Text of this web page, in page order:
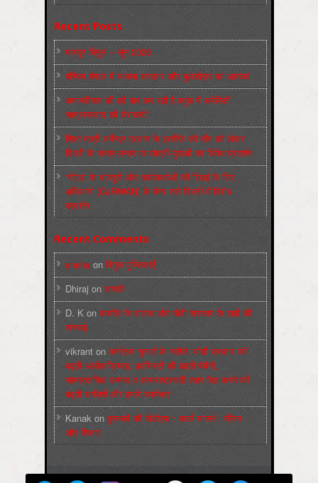
Recent Posts
मज़दूर बिगुल – जून 2026
पश्चिम बंगाल में भाजपा सरकार और बुलडोज़र का आतंक!
अमानवीयता की हदें पार कर रही है क्यूबा में अमेरिकी
साम्राज्यवाद की घेराबन्दी
शिक्षा मंत्री धर्मेन्द्र प्रधान के इस्तीफ़े की माँग को लेकर
दिल्ली के जन्तर-मन्तर पर छात्रों-युवाओं का विरोध प्रदर्शन
‘नोएडा के मज़दूरों और कार्यकर्ताओं की रिहाई के लिए
अभियान’ (CaRWAN) के बैनर तले दिल्ली में विरोध
प्रदर्शन
Recent Comments
sneha on बिगुल पुस्तिकाएँ
Dhiraj on सम्पर्क
D. K on कश्मीर के हालात और मोदी सरकार के दावों की
सच्चाई
vikrant onकर्नाटक चुनावों के नतीजे, मोदी सरकार की
बढ़ती अलोकप्रियता, फ़ासिस्टों की बढ़ती बेचैनी,
साम्प्रदायिक उन्माद व अन्धराष्ट्रवादी लहर पैदा करने की
बढ़ती साज़िशें और हमारे कार्यभार
Kanak onपुस्‍तकों की पीडीएफ : कार्ल मार्क्‍स : जीवन
और शिक्षाएं
मज़दूर बिगुल Powered by WordPress